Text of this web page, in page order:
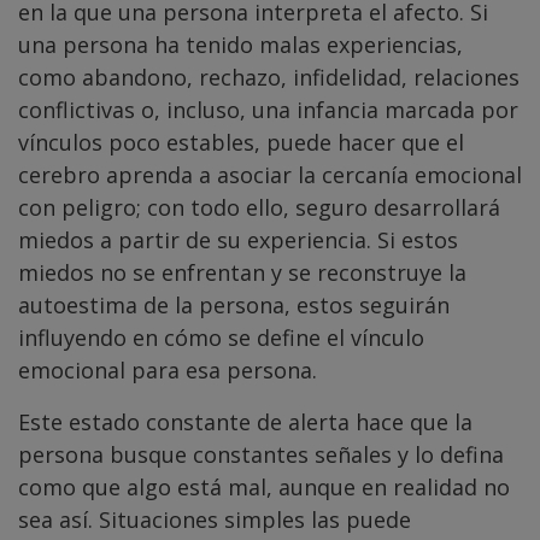
en la que una persona interpreta el afecto. Si
una persona ha tenido malas experiencias,
como abandono, rechazo, infidelidad, relaciones
conflictivas o, incluso, una infancia marcada por
vínculos poco estables, puede hacer que el
cerebro aprenda a asociar la cercanía emocional
con peligro; con todo ello, seguro desarrollará
miedos a partir de su experiencia. Si estos
miedos no se enfrentan y se reconstruye la
autoestima de la persona, estos seguirán
influyendo en cómo se define el vínculo
emocional para esa persona.
Este estado constante de alerta hace que la
persona busque constantes señales y lo defina
como que algo está mal, aunque en realidad no
sea así. Situaciones simples las puede